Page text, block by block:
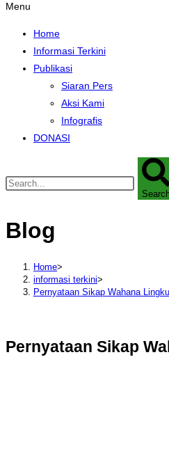
Menu
Home
Informasi Terkini
Publikasi
Siaran Pers
Aksi Kami
Infografis
DONASI
Blog
Home>
informasi terkini>
Pernyataan Sikap Wahana
Pernyataan Sikap